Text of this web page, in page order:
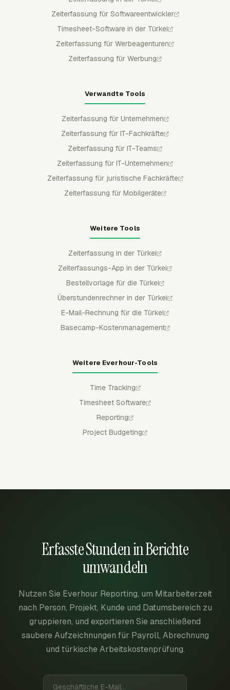
Zeiterfassung für Softwareentwickler
Timesheet-Software in der Türkei
Zeiterfassung für Werbeagenturen
Zeiterfassung für Werbung
Verwandte Tools
Zeiterfassung für Unternehmen
Zeiterfassung für IT-Fachkräfte
Zeiterfassung für IT-Teams
Zeiterfassung für IT-Unternehmen
Zeiterfassung für juristische Fachkräfte
Zeiterfassung für Mobilgeräte
Weitere Tools
Zeiterfassung in der Türkei
Zeiterfassungs-App in der Türkei
Bestellvorlage für die Türkei
Überstundenrechner in der Türkei
E-Mail-Rechnung für die Türkei
Basecamp-Kostenmanagement
Weitere Everhour-Tools
Time Tracking
Timesheet Software
Reporting
Project Budgeting
Erfasste Stunden in Berichte
umwandeln
Nutzen Sie Everhour Reporting, um Mitarbeiterzeit
nach Person, Projekt, Kunde und Datumsbereich zu
gruppieren, und exportieren Sie anschließend
saubere Aufzeichnungen für Payroll, Abrechnung
und türkische Arbeitskostenprüfung.